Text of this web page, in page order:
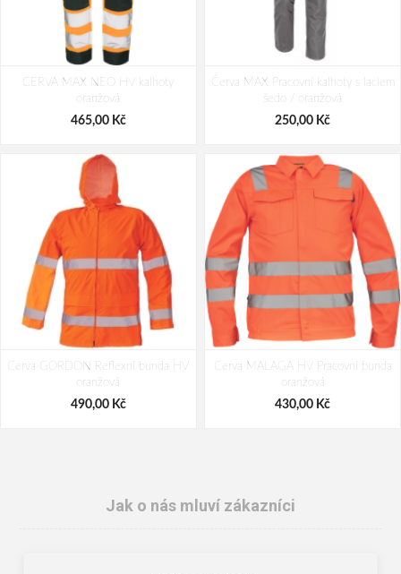
CERVA MAX VIVO RFLX bunda
627,00 Kč
modrá
730,00 Kč
CERVA MAX NEO HV kalhoty
oranžová
465,00 Kč
Červa MAX Pracovní kalhoty s laclem
šedo / oranžová
250,00 Kč
Cerva GORDON Reflexní bunda HV
oranžová
490,00 Kč
Cerva MALAGA HV Pracovní bunda
oranžová
430,00 Kč
Jak o nás mluví zákazníci